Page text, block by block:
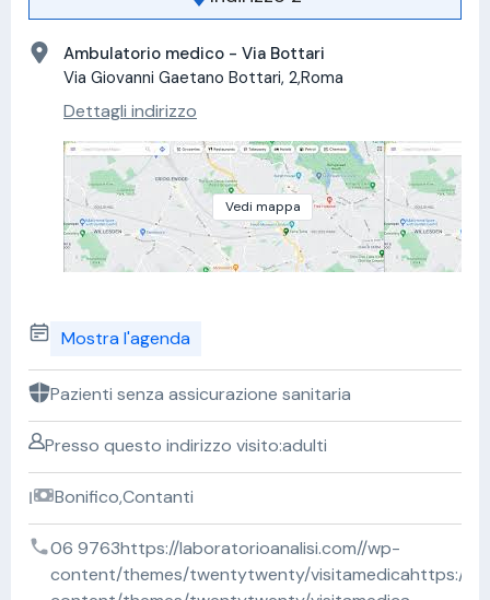
Ambulatorio medico - Via Bottari
Via Giovanni Gaetano Bottari, 2,Roma
Dettagli indirizzo
Vedi mappa
Mostra l'agenda
Pazienti senza assicurazione sanitaria
Presso questo indirizzo visito:adulti
Bonifico,Contanti
06 9763https://laboratorioanalisi.com//wp-
content/themes/twentytwenty/visitamedicahttps://